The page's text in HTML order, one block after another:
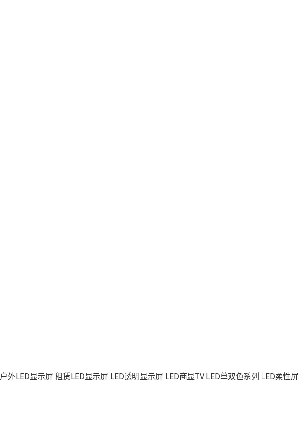
户外LED显示屏租赁LED显示屏 LED透明显示屏 LED商显TV LED单双色系列 LED柔性屏